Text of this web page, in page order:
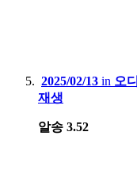
2025/02/13 in 오
재생
알송 3.52